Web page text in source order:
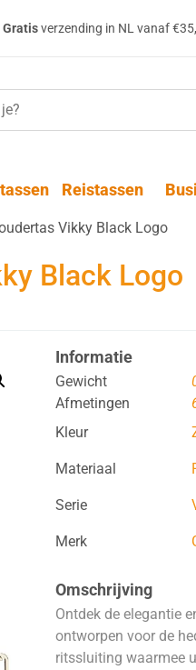
Gratisverzending in NL vanaf
Reistassen
Vikky Black Logo
Black Logo
Informatie
Gewicht
Afmetingen
Kleur
Materiaal
Serie
Merk
Omschrijving
Ontdek de elegantie
ontworpen voor de
ritssluiting waarmee